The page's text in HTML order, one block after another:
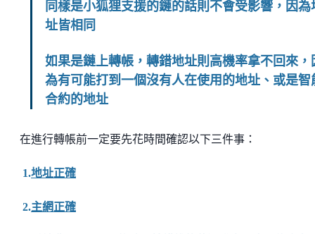
同樣是小狐狸支援的鏈的話則不會受影響，因為
址皆相同
如果是鏈上轉帳，轉錯地址則高機率拿不回來，
為有可能打到一個沒有人在使用的地址、或是智
合約的地址
在進行轉帳前一定要先花時間確認以下三件事：
1.地址正確
2.主網正確